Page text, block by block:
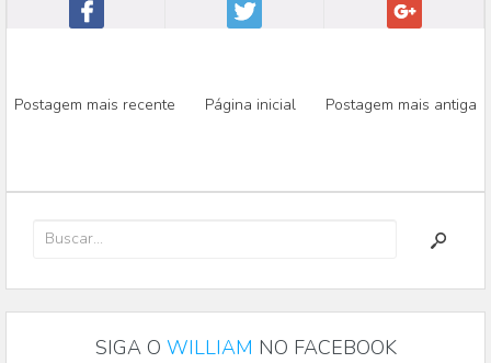
Postagem mais recente Página inicial Postagem mais antiga
SIGA O WILLIAM NO FACEBOOK